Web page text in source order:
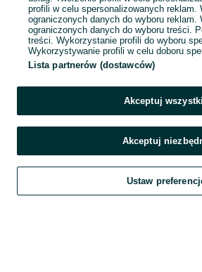
Szukaj Obserwujesz Dodaj
profili w celu spersonalizowanych reklam.
ograniczonych danych do wyboru reklam.
ograniczonych danych do wyboru treści.
treści. Wykorzystanie profili do wyboru
Wykorzystywanie profili w celu doboru
Lista partnerów (dostawców)
Akceptuj
Akceptuj
Ustaw